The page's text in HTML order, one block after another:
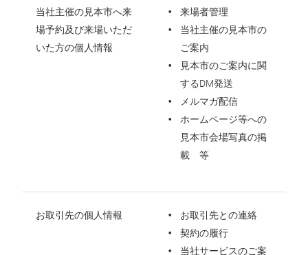
当社主催の見本市へ来
場予約及び来場いただ
いた方の個人情報
来場者管理
当社主催の見本市の
ご案内
見本市のご案内に関
するDM発送
メルマガ配信
ホームページ等への
見本市会場写真の掲
載 等
お取引先の個人情報
お取引先との連絡
契約の履行
当社サービスのご案